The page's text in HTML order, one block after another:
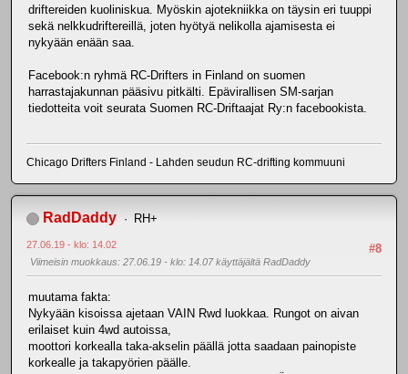
driftereiden kuoliniskua. Myöskin ajotekniikka on täysin eri tuuppi
sekä nelkkudriftereillä, joten hyötyä nelikolla ajamisesta ei
nykyään enään saa.
Facebook:n ryhmä RC-Drifters in Finland on suomen
harrastajakunnan pääsivu pitkälti. Epävirallisen SM-sarjan
tiedotteita voit seurata Suomen RC-Driftaajat Ry:n facebookista.
Chicago Drifters Finland - Lahden seudun RC-drifting kommuuni
RadDaddy RH+
#8
27.06.19 - klo: 14.02
Viimeisin muokkaus: 27.06.19 - klo: 14.07 käyttäjältä RadDaddy
muutama fakta:
Nykyään kisoissa ajetaan VAIN Rwd luokkaa. Rungot on aivan
erilaiset kuin 4wd autoissa,
moottori korkealla taka-akselin päällä jotta saadaan painopiste
korkealle ja takapyörien päälle.